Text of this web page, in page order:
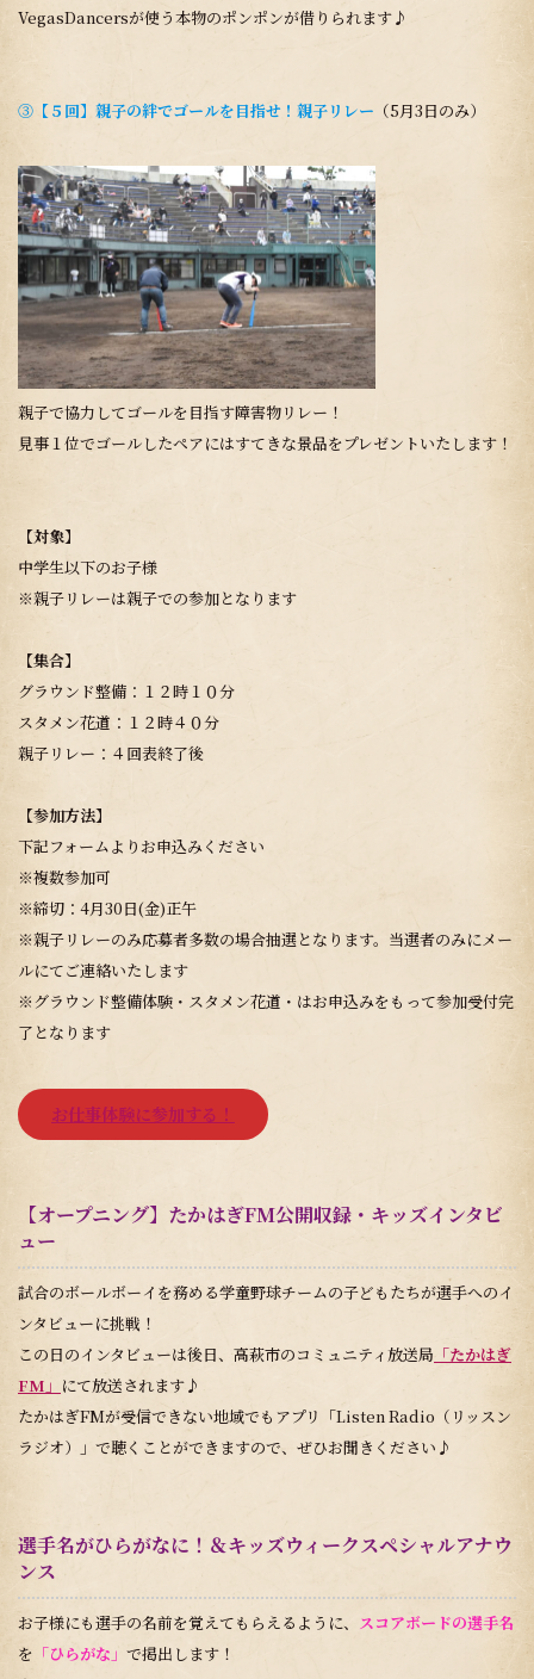
VegasDancersが使う本物のポンポンが借りられます♪
③ 【５回】親子の絆でゴールを目指せ！親子リレー （5月3日のみ）
親子で協力してゴールを目指す障害物リレー！
見事１位でゴールしたペアにはすてきな景品をプレゼントいたします！
【対象】
中学生以下のお子様
※親子リレーは親子での参加となります
【集合】
グラウンド整備：１２時１０分
スタメン花道：１２時４０分
親子リレー：４回表終了後
【参加方法】
下記フォームよりお申込みください
※複数参加可
※締切：4月30日(金)正午
※親子リレーのみ応募者多数の場合抽選となります。当選者のみにメー
ルにてご連絡いたします
※グラウンド整備体験・スタメン花道・はお申込みをもって参加受付完
了となります
お仕事体験に参加する！
【オープニング】たかはぎFM公開収録・キッズインタビ
ュー
試合のボールボーイを務める学童野球チームの子どもたちが選手へのイ
ンタビューに挑戦！
この日のインタビューは後日、高萩市のコミュニティ放送局 「たかはぎ
FM」 にて放送されます♪
たかはぎFMが受信できない地域でもアプリ「Listen Radio（リッスン
ラジオ）」で聴くことができますので、ぜひお聞きください♪
選手名がひらがなに！＆キッズウィークスペシャルアナウ
ンス
お子様にも選手の名前を覚えてもらえるように、
スコアボードの選手名
を 「ひらがな」 で掲出します！